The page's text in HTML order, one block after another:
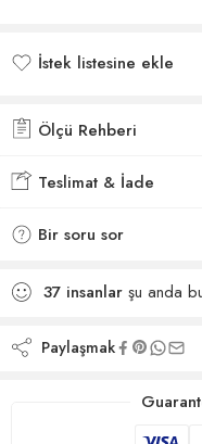
İstek listesine ekle
Ölçü Rehberi
Teslimat & İade
Bir soru sor
37 insanlar şu anda
Paylaşmak